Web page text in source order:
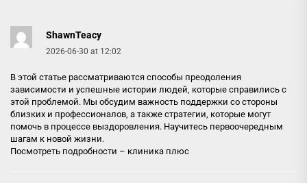
ShawnTeacy
2026-06-30 at 12:02
В этой статье рассматриваются способы преодоления
зависимости и успешные истории людей, которые справились с
этой проблемой. Мы обсудим важность поддержки со стороны
близких и профессионалов, а также стратегии, которые могут
помочь в процессе выздоровления. Научитесь первоочередным
шагам к новой жизни.
Посмотреть подробности – клиника плюс